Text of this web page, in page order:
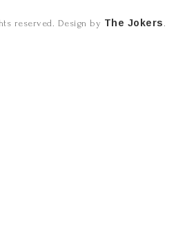
reserved. Design by The Jokers .